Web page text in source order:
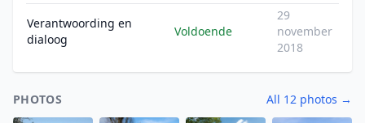
Verantwoording en
dialoog
Voldoende
29
november
2018
PHOTOS All 12 photos →